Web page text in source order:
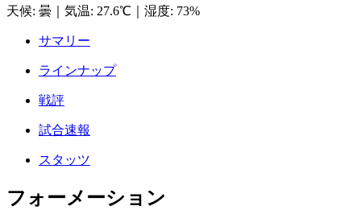
天候: 曇 気温: 27.6℃ 湿度: 73%
サマリー
ラインナップ
戦評
試合速報
スタッツ
フォーメーション